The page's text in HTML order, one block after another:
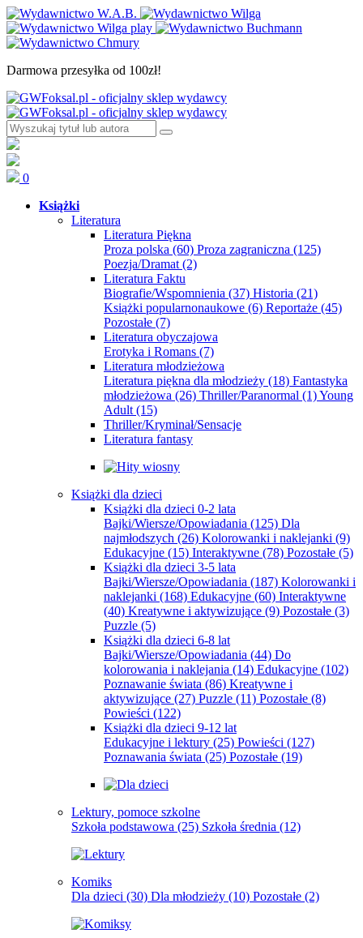
Darmowa przesyłka od 100zł!
0
Książki
Literatura
Literatura Piękna
Proza polska (60) Proza zagraniczna (125)
Poezja/Dramat (2)
Literatura Faktu
Biografie/Wspomnienia (37) Historia (21)
Książki popularnonaukowe (6) Reportaże (45)
Pozostałe (7)
Literatura obyczajowa
Erotyka i Romans (7)
Literatura młodzieżowa
Literatura piękna dla młodzieży (18) Fantastyka
młodzieżowa (26) Thriller/Paranormal (1)Young
Adult (15)
Thriller/Kryminał/Sensacje
Literatura fantasy
Książki dla dzieci
Książki dla dzieci 0-2 lata
Bajki/Wiersze/Opowiadania (125) Dla
najmłodszych (26) Kolorowanki i naklejanki (9)
Edukacyjne (15) Interaktywne (78) Pozostałe (5)
Książki dla dzieci 3-5 lata
Bajki/Wiersze/Opowiadania (187) Kolorowanki i
naklejanki (168) Edukacyjne (60) Interaktywne
(40) Kreatywne i aktywizujące (9) Pozostałe (3)
Puzzle (5)
Książki dla dzieci 6-8 lat
Bajki/Wiersze/Opowiadania (44) Do
kolorowania i naklejania (14) Edukacyjne (102)
Poznawanie świata (86) Kreatywne i
aktywizujące (27) Puzzle (11) Pozostałe (8)
Powieści (122)
Książki dla dzieci 9-12 lat
Edukacyjne i lektury (25) Powieści (127)
Poznawania świata (25) Pozostałe (19)
Lektury, pomoce szkolne
Szkoła podstawowa (25) Szkoła średnia (12)
Komiks
Dla dzieci (30) Dla młodzieży (10) Pozostałe (2)